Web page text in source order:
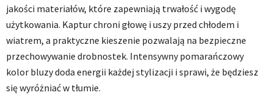
jakości materiałów, które zapewniają trwałość i wygodę
użytkowania. Kaptur chroni głowę i uszy przed chłodem i
wiatrem, a praktyczne kieszenie pozwalają na bezpieczne
przechowywanie drobnostek. Intensywny pomarańczowy
kolor bluzy doda energii każdej stylizacji i sprawi, że będziesz
się wyróżniać w tłumie.